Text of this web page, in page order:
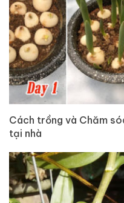
Cách trồng và Chăm
tại nhà